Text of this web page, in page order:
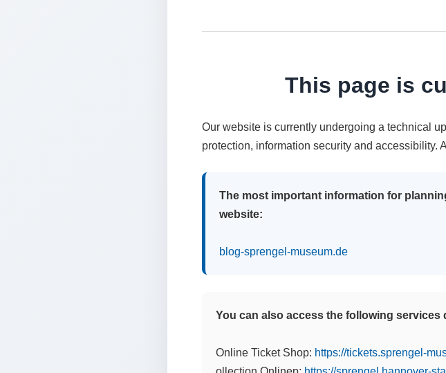
This page is
Our website is currently undergoing a technical
protection, information security and accessibility.
The most important information for
website:
blog-sprengel-museum.de
You can also access the following services
Online Ticket Shop: https://tickets.sprengel-